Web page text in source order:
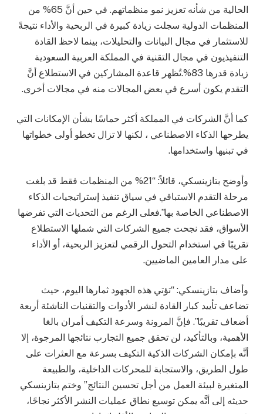
الحالية من شأنه تعزيز نمو منظماتهم. في حين أنَّ 65% من
المنظمات الدولية سجلت زيادة كبيرة في الربحية والأداء نتيجةً
للاستثمار في مجال البيانات والتحليلات، بينما لاحظ القادة
التنفيذيون في مجال التقنية في المملكة العربية السعودية
زيادة قدرها 83%.تُظهر قاعدة المشاركين في الاستطلاع أنَّ
التقدم يكون أسرع في بعض المجالات منه في مجالات أخرى.
كما أنَّ الشركات في المملكة أكثر حماسًا بشأن الإمكانات التي
يطرحها الذكاء الاصطناعي ، لكنها لا تزال تخطو أولى خطواتها
في تبنيها واستخدامها.
وأوضح بتازينسكي، قائلاً: “21% من المنظمات فقط قد بلغت
مرحلة التقدم الاستباقي في سياق تنفيذ إستراتيجيات الذكاء
الاصطناعي الخاصة بها”.فعلى الرغم من التحديات التي تفرضها
الأسواق، فقد نجحت جميع الشركات التي شملها الاستطلاع
تقريبًا في استخدام التحول الرقمي لتعزيز الربحية، أو الأداء
على مدار العامين الماضيين.
وأضاف بتازينسكي: “تؤتي هذه الجهود ثمارها اليوم، حيث
تضاعف تأييد كبار القادة لنشر الأدوات والتقنيات الناشئة أربعة
أضعاف تقريبًا”. فإنَّ المرونة وسرعة التكيف أمران بالغا
الأهمية، وبالتأكيد، لن تحقق جميع التجارب نتائجها المرجوة، إلا
أنَّه بإمكان الشركات الذكية التكيف بسرعة مع العثرات على
طول الطريق، والاستجابة للمحركات الداخلية، والطبيعة
المتغيرة لبيئة العمل من أجل تحسين النتائج” وختم بتازينسكي
حديثه إلى أنَّه يمكن توسيع نطاق عمليات النشر الأكثر نجاحًا،